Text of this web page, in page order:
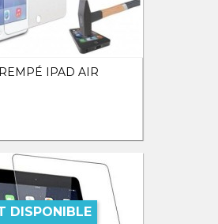
IPAD AIR
DISPONIBLE